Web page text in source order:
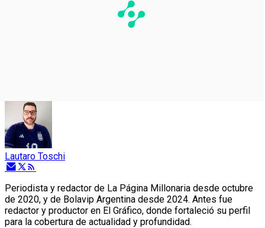
Lautaro Toschi
Periodista y redactor de La Página Millonaria desde octubre
de 2020, y de Bolavip Argentina desde 2024. Antes fue
redactor y productor en El Gráfico, donde fortaleció su perfil
para la cobertura de actualidad y profundidad.